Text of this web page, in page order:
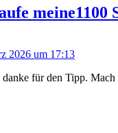
meine1100
2026 um 17:13
für den Tipp.